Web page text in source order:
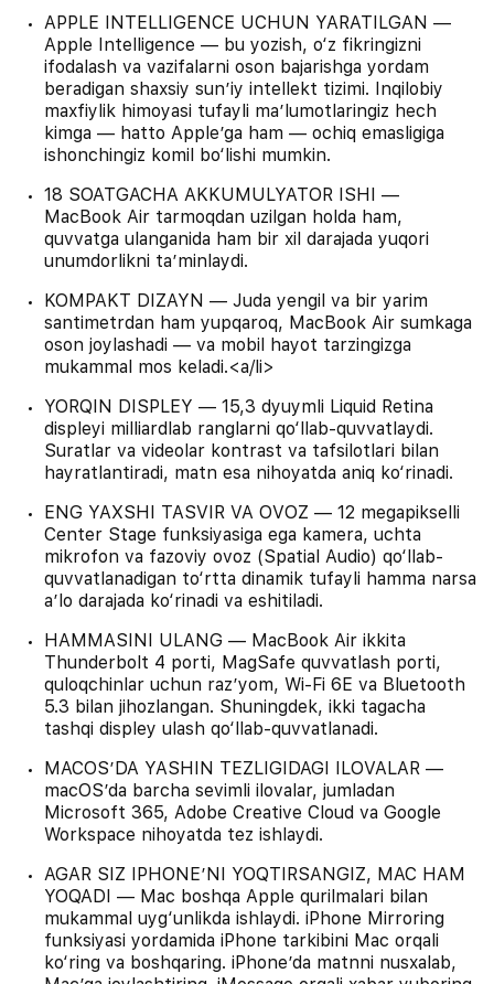
APPLE INTELLIGENCE UCHUN YARATILGAN —
Apple Intelligence — bu yozish, o‘z fikringizni
ifodalash va vazifalarni oson bajarishga yordam
beradigan shaxsiy sunʼiy intellekt tizimi. Inqilobiy
maxfiylik himoyasi tufayli maʼlumotlaringiz hech
kimga — hatto Appleʼga ham — ochiq emasligiga
ishonchingiz komil bo‘lishi mumkin.
18 SOATGACHA AKKUMULYATOR ISHI —
MacBook Air tarmoqdan uzilgan holda ham,
quvvatga ulanganida ham bir xil darajada yuqori
unumdorlikni taʼminlaydi.
KOMPAKT DIZAYN — Juda yengil va bir yarim
santimetrdan ham yupqaroq, MacBook Air sumkaga
oson joylashadi — va mobil hayot tarzingizga
mukammal mos keladi.<a/li>
YORQIN DISPLEY — 15,3 dyuymli Liquid Retina
displeyi milliardlab ranglarni qo‘llab-quvvatlaydi.
Suratlar va videolar kontrast va tafsilotlari bilan
hayratlantiradi, matn esa nihoyatda aniq ko‘rinadi.
ENG YAXSHI TASVIR VA OVOZ — 12 megapikselli
Center Stage funksiyasiga ega kamera, uchta
mikrofon va fazoviy ovoz (Spatial Audio) qo‘llab-
quvvatlanadigan to‘rtta dinamik tufayli hamma narsa
aʼlo darajada ko‘rinadi va eshitiladi.
HAMMASINI ULANG — MacBook Air ikkita
Thunderbolt 4 porti, MagSafe quvvatlash porti,
quloqchinlar uchun razʼyom, Wi-Fi 6E va Bluetooth
5.3 bilan jihozlangan. Shuningdek, ikki tagacha
tashqi displey ulash qo‘llab-quvvatlanadi.
MACOSʼDA YASHIN TEZLIGIDAGI ILOVALAR —
macOSʼda barcha sevimli ilovalar, jumladan
Microsoft 365, Adobe Creative Cloud va Google
Workspace nihoyatda tez ishlaydi.
AGAR SIZ IPHONEʼNI YOQTIRSANGIZ, MAC HAM
YOQADI — Mac boshqa Apple qurilmalari bilan
mukammal uyg‘unlikda ishlaydi. iPhone Mirroring
funksiyasi yordamida iPhone tarkibini Mac orqali
ko‘ring va boshqaring. iPhoneʼda matnni nusxalab,